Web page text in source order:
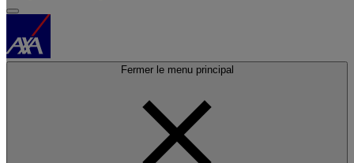
Fermer le menu principal